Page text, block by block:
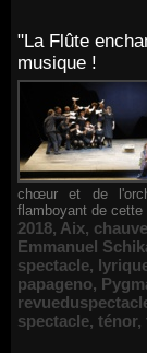
"La Flûte
musique !
chœur et de
flamboyant de cette
2018, Aix,
Emmanuel
spectacle,
papageno,
spectacle, ténor,